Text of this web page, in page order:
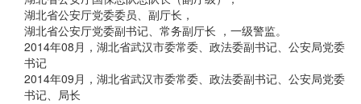
湖北省公安厅党委委员、副厅长，
湖北省公安厅党委副书记、常务副厅长 ，一级警监。
2014年08月，湖北省武汉市委常委、政法委副书记、公安局党委
书记
2014年09月，湖北省武汉市委常委、政法委副书记、公安局党委
书记、局长